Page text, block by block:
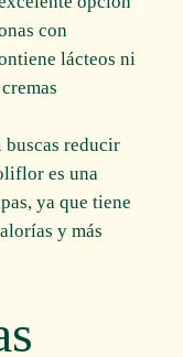
con
lácteos ni
buscas reducir
es una
ya que tiene
y más